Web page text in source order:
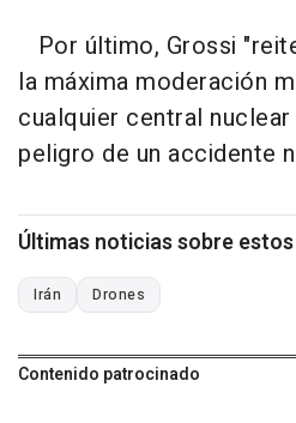
Por último, Grossi
la máxima moderación
cualquier central
peligro de un accidente
Últimas noticias sobre
Irán Drones
Contenido patrocinado